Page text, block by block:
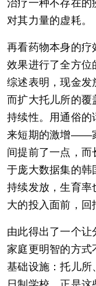
治疗一种不存在的
对其力量的虚耗。
再看药物本身的疗
效果进行了全方位
综述表明，现金发
而扩大托儿所的覆
持续性。用通俗的
来短期的激增——
间提前了一点，
于庞大数据集的韩
持续发放，生育率
大的投入面前，回
由此得出了一个
家庭更明智的方
基础设施：托儿所